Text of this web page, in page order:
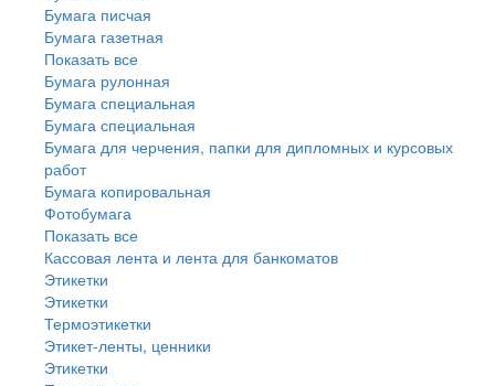
Бумага писчая
Бумага газетная
Показать все
Бумага рулонная
Бумага специальная
Бумага специальная
Бумага для черчения, папки для дипломных и курсовых
работ
Бумага копировальная
Фотобумага
Показать все
Кассовая лента и лента для банкоматов
Этикетки
Этикетки
Термоэтикетки
Этикет-ленты, ценники
Этикетки